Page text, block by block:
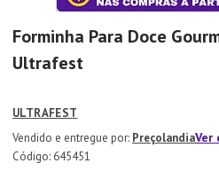
Forminha Para Doce
Ultrafest
ULTRAFEST
PreçolandiaVer
: 645451
Xicara
10º Lixeira